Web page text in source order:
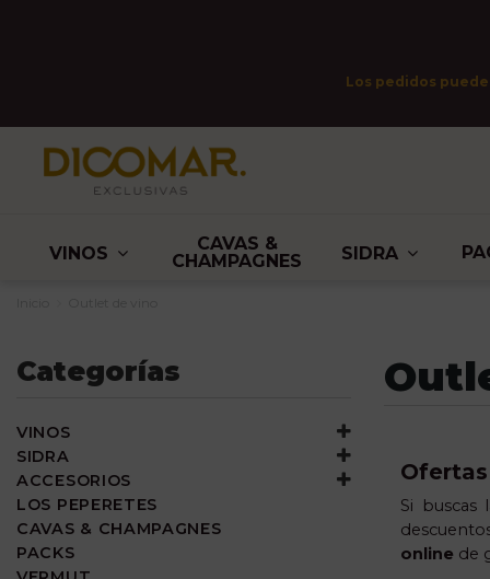
Los pedidos
VINOS
CAVAS &
CHAMPAGNES
SIDRA
Si buscas
online de
Categorías
VINOS
SIDRA
ACCESORIOS
LOS PEPERETES
CAVAS & CHAMPAGNES
PACKS